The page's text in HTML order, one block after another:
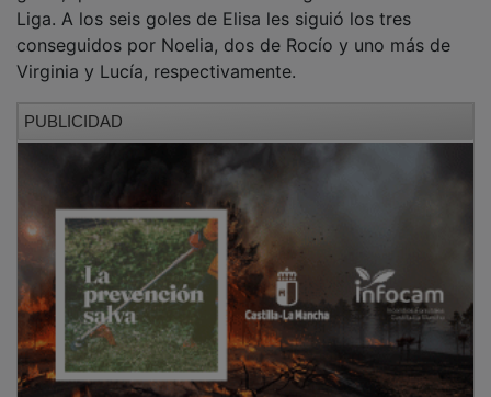
conseguidos por Noelia, dos de Rocío y uno más de
Virginia y Lucía, respectivamente.